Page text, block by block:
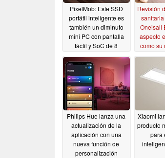
PixelMob: Este SSD
portátil inteligente es
también un diminuto
mini PC con pantalla
táctil y SoC de 8
04/23/2026
Revisión
Oneisall
aspecto
como su
03/
Philips Hue lanza una
actualización de la
aplicación con una
nueva función de
personalización
Xiaomi
producto
para